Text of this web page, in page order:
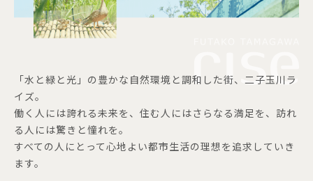
「水と緑と光」の豊かな自然環境と調和した街、二子玉川ラ
イズ。
働く人には誇れる未来を、住む人にはさらなる満足を、訪れ
る人には驚きと憧れを。
すべての人にとって心地よい都市生活の理想を追求していき
ます。